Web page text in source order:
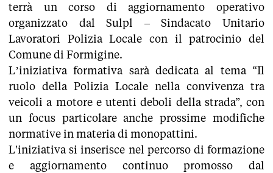
terrà un corso di aggiornamento operativo
organizzato dal Sulpl – Sindacato Unitario
Lavoratori Polizia Locale con il patrocinio del
Comune di Formigine.
L’iniziativa formativa sarà dedicata al tema “Il
ruolo della Polizia Locale nella convivenza tra
veicoli a motore e utenti deboli della strada”, con
un focus particolare anche prossime modifiche
normative in materia di monopattini.
L'iniziativa si inserisce nel percorso di formazione
e aggiornamento continuo promosso dal